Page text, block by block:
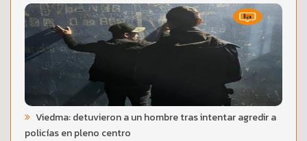
Viedma: detuvieron a un hombre tras intentar agredir a
policías en pleno centro